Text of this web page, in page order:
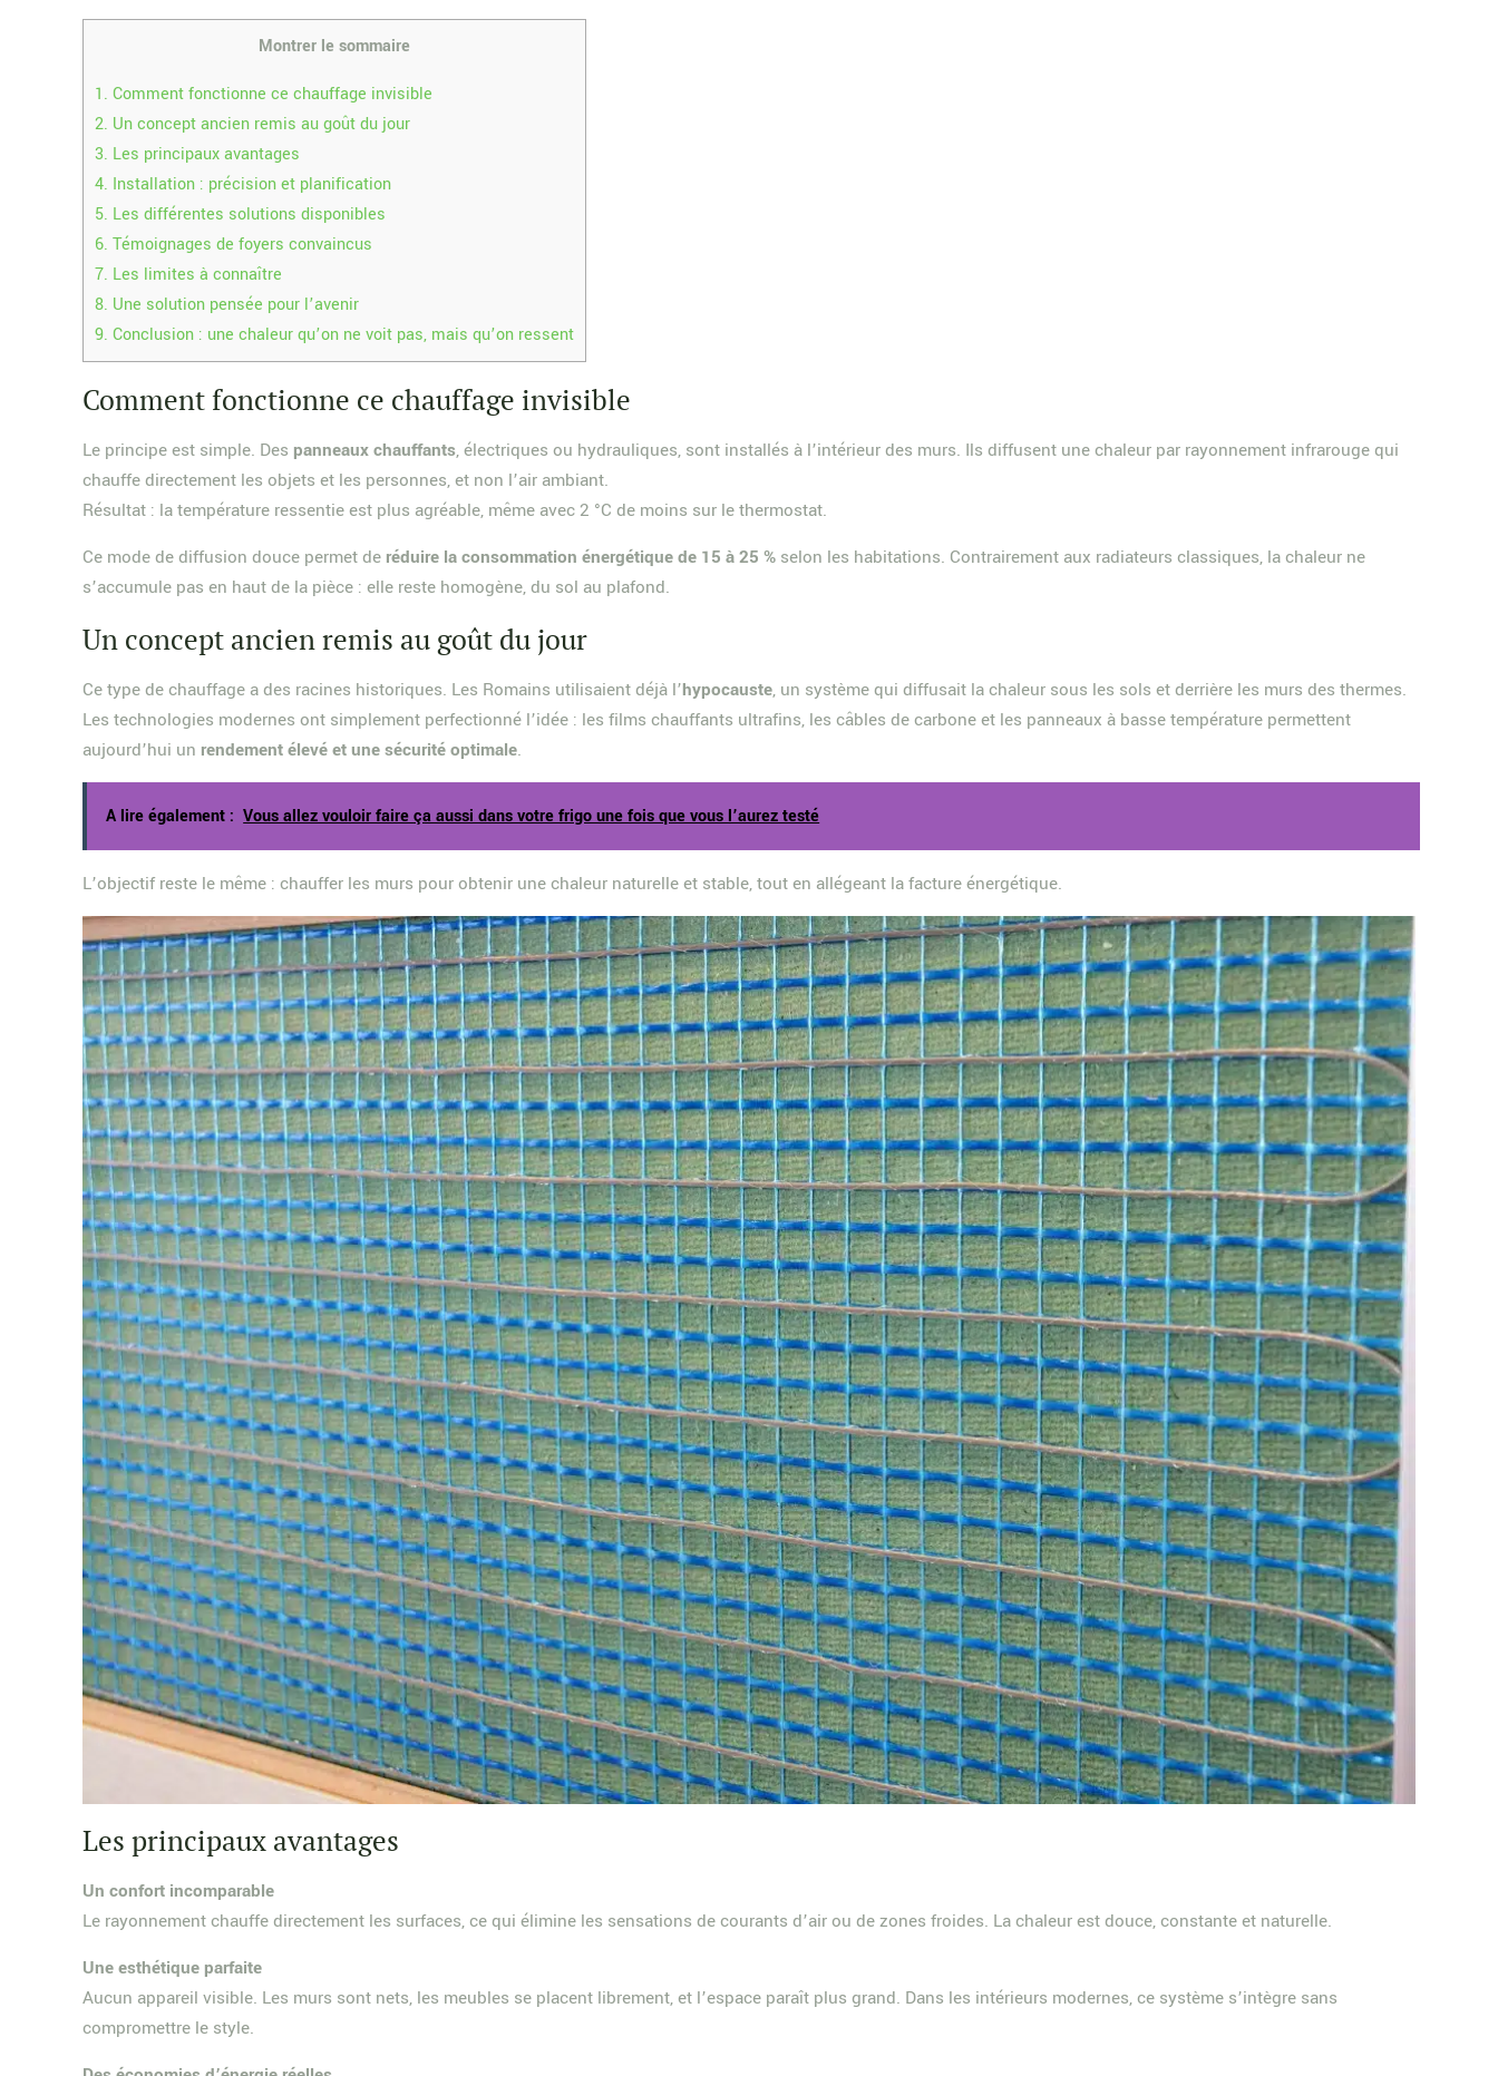
Montrer le sommaire
1. Comment fonctionne ce chauffage invisible
2. Un concept ancien remis au goût du jour
3. Les principaux avantages
4. Installation : précision et planification
5. Les différentes solutions disponibles
6. Témoignages de foyers convaincus
7. Les limites à connaître
8. Une solution pensée pour l’avenir
9. Conclusion : une chaleur qu’on ne voit pas, mais qu’on ressent
Comment fonctionne ce chauffage invisible
Le principe est simple. Des panneaux chauffants, électriques ou hydrauliques, sont installés à l’intérieur des murs. Ils diffusent une chaleur par rayonnement infrarouge qui
chauffe directement les objets et les personnes, et non l’air ambiant.
Résultat : la température ressentie est plus agréable, même avec 2 °C de moins sur le thermostat.
Ce mode de diffusion douce permet de réduire la consommation énergétique de 15 à 25 % selon les habitations. Contrairement aux radiateurs classiques, la chaleur ne
s’accumule pas en haut de la pièce : elle reste homogène, du sol au plafond.
Un concept ancien remis au goût du jour
Ce type de chauffage a des racines historiques. Les Romains utilisaient déjà l’hypocauste, un système qui diffusait la chaleur sous les sols et derrière les murs des thermes.
Les technologies modernes ont simplement perfectionné l’idée : les films chauffants ultrafins, les câbles de carbone et les panneaux à basse température permettent
aujourd’hui un rendement élevé et une sécurité optimale.
A lire également : Vous allez vouloir faire ça aussi dans votre frigo une fois que vous l’aurez testé
L’objectif reste le même : chauffer les murs pour obtenir une chaleur naturelle et stable, tout en allégeant la facture énergétique.
Les principaux avantages
Un confort incomparable
Le rayonnement chauffe directement les surfaces, ce qui élimine les sensations de courants d’air ou de zones froides. La chaleur est douce, constante et naturelle.
Une esthétique parfaite
Aucun appareil visible. Les murs sont nets, les meubles se placent librement, et l’espace paraît plus grand. Dans les intérieurs modernes, ce système s’intègre sans
compromettre le style.